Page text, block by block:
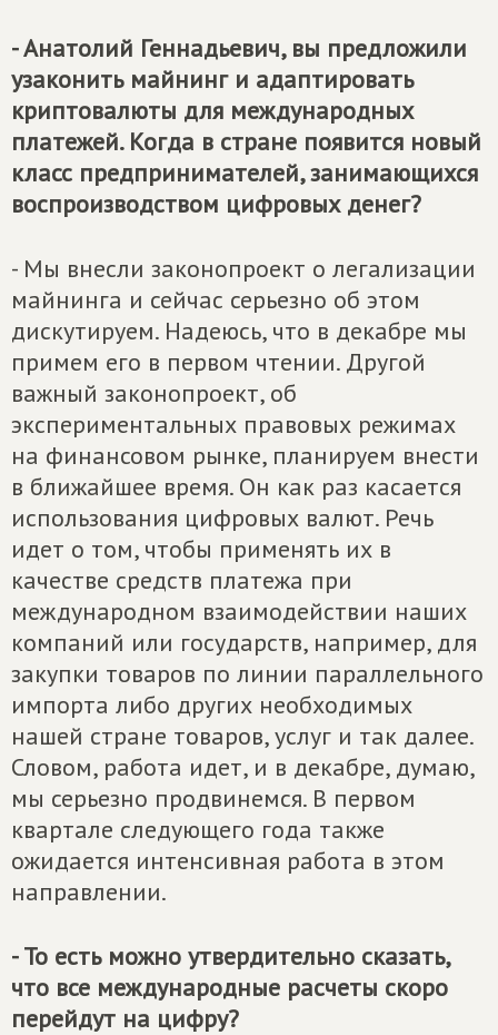
- Анатолий Геннадьевич, вы предложили
узаконить майнинг и адаптировать
криптовалюты для международных
платежей. Когда в стране появится новый
класс предпринимателей, занимающихся
воспроизводством цифровых денег?
- Мы внесли законопроект о легализации
майнинга и сейчас серьезно об этом
дискутируем. Надеюсь, что в декабре мы
примем его в первом чтении. Другой
важный законопроект, об
экспериментальных правовых режимах
на финансовом рынке, планируем внести
в ближайшее время. Он как раз касается
использования цифровых валют. Речь
идет о том, чтобы применять их в
качестве средств платежа при
международном взаимодействии наших
компаний или государств, например, для
закупки товаров по линии параллельного
импорта либо других необходимых
нашей стране товаров, услуг и так далее.
Словом, работа идет, и в декабре, думаю,
мы серьезно продвинемся. В первом
квартале следующего года также
ожидается интенсивная работа в этом
направлении.
- То есть можно утвердительно сказать,
что все международные расчеты скоро
перейдут на цифру?